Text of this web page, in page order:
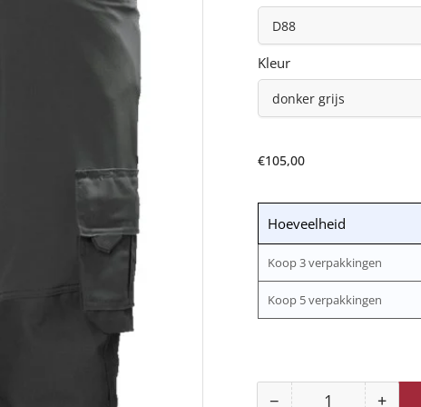
Kleur
Normale
€105,00
Hoeveelheid
Koop 3 verpakkingen
Koop 5 verpakkingen
− +